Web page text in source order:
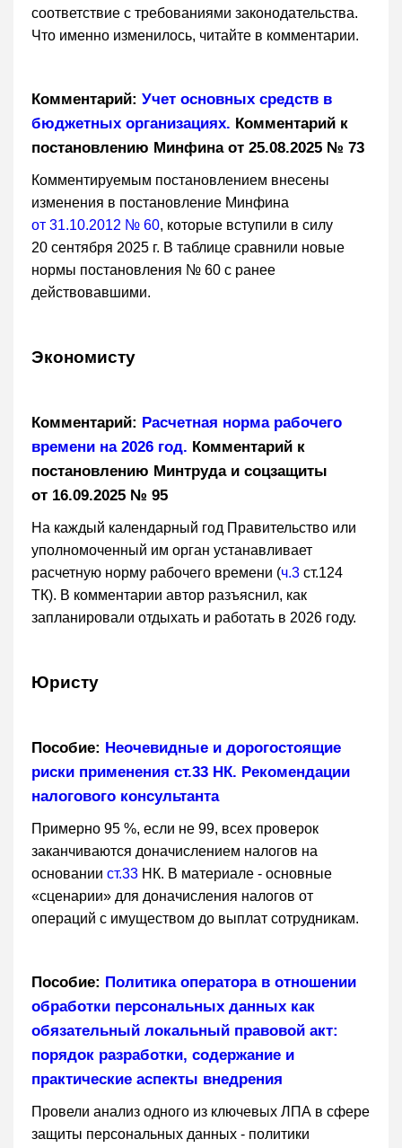
соответствие с требованиями законодательства.
Что именно изменилось, читайте в комментарии.
Комментарий: Учет основных средств в
бюджетных организациях. Комментарий к
постановлению Минфина от 25.08.2025 № 73
Комментируемым постановлением внесены
изменения в постановление Минфина
от 31.10.2012 № 60, которые вступили в силу
20 сентября 2025 г. В таблице сравнили новые
нормы постановления № 60 с ранее
действовавшими.
Экономисту
Комментарий: Расчетная норма рабочего
времени на 2026 год. Комментарий к
постановлению Минтруда и соцзащиты
от 16.09.2025 № 95
На каждый календарный год Правительство или
уполномоченный им орган устанавливает
расчетную норму рабочего времени (ч.3 ст.124
ТК). В комментарии автор разъяснил, как
запланировали отдыхать и работать в 2026 году.
Юристу
Пособие: Неочевидные и дорогостоящие
риски применения ст.33 НК. Рекомендации
налогового консультанта
Примерно 95 %, если не 99, всех проверок
заканчиваются доначислением налогов на
основании ст.33 НК. В материале - основные
«сценарии» для доначисления налогов от
операций с имуществом до выплат сотрудникам.
Пособие: Политика оператора в отношении
обработки персональных данных как
обязательный локальный правовой акт:
порядок разработки, содержание и
практические аспекты внедрения
Провели анализ одного из ключевых ЛПА в сфере
защиты персональных данных - политики